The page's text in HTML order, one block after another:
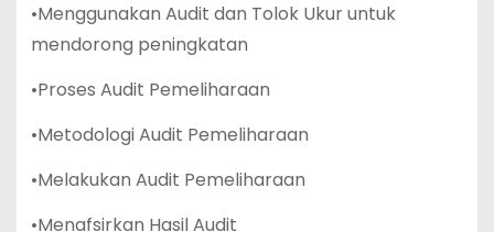
•Menggunakan Audit dan Tolok Ukur untuk
mendorong peningkatan
•Proses Audit Pemeliharaan
•Metodologi Audit Pemeliharaan
•Melakukan Audit Pemeliharaan
•Menafsirkan Hasil Audit